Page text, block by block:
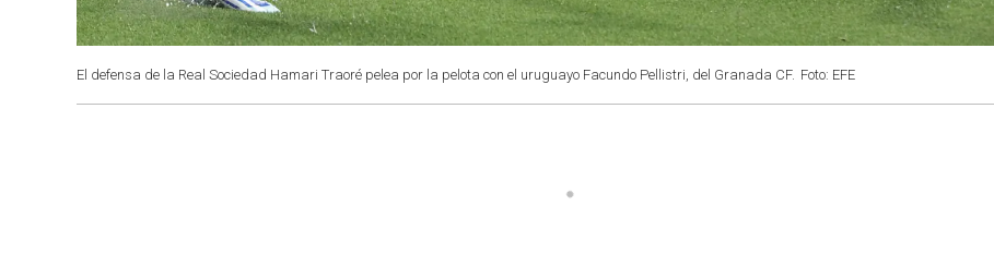
El defensa de la Real Sociedad Hamari Traoré pelea por la pelota con el uruguayo Facundo Pellistri, del Granada CF. Foto: EFE